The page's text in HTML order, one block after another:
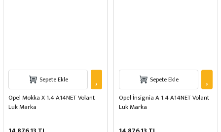
Sepete Ekle
Opel Mokka X 1.4 A14NET Volant
Luk Marka
Sepete Ekle
Opel İnsignia A 1.4 A14NET Volant
Luk Marka